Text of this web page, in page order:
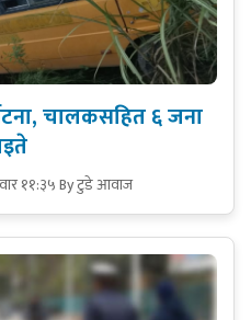
चालकसहित ६ जना
११:३५By टुडे आवाज